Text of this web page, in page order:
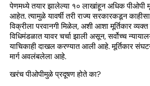
पेणमध्ये तयार झालेल्या १० लाखांहून अधिक पीओपी
आहेत. त्यामुळे यावर्षी तरी राज्य सरकारकडून
विक्रीला परवानगी मिळेल, अशी आशा मूर्तिकार
विधिमंडळात यावर चर्चा झाली असून, सर्वोच्च
याचिकाही दाखल करण्यात आली आहे. मूर्तिकार
मार्ग अवलंबलेला आहे.
खरंच पीओपीमुळे प्रदूषण होते का?